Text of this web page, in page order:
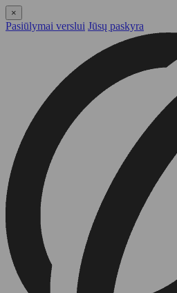
×
Pasiūlymai verslui Jūsų paskyra